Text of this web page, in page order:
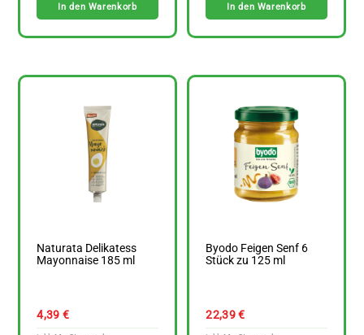
In den Warenkorb In den Warenkorb
Naturata Delikatess
Mayonnaise 185 ml
4,39 €
Byodo Feigen Senf 6
Stück zu 125 ml
22,39€